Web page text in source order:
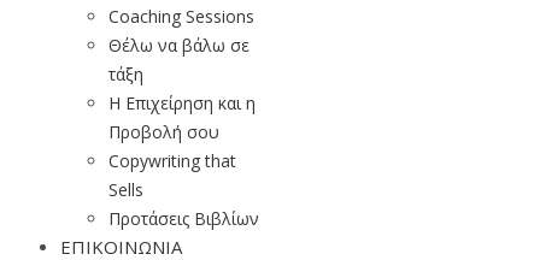
Coaching Sessions
Θέλω να βάλω σε
τάξη
Η Επιχείρηση και η
Προβολή σου
Copywriting that
Sells
Προτάσεις Βιβλίων
ΕΠΙΚΟΙΝΩΝΙΑ